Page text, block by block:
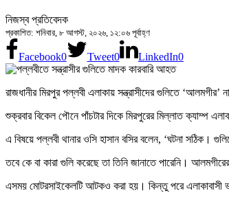
নিজস্ব প্রতিবেদক
প্রকাশিত: শনিবার, ৮ আগস্ট, ২০২৬, ১২:০৬ পূর্বাহ্ণ
Facebook0 Tweet0 LinkedIn0
রাজধানীর মিরপুর পল্লবী এলাকায় সন্ত্রাসীদের গুলিতে
শুক্রবার বিকেল পৌনে পাঁচটার দিকে মিরপুরের মিল্লাত ক্যাম্প
এ বিষয়ে পল্লবী থানার ওসি হাসান বসির বলেন, ‘ঘটনা সঠিক।
তবে কে বা কারা গুলি করেছে তা তিনি জানাতে পারেনি।
এসময় মোটরসাইকেলটি আটকও করা হয়। কিন্তু পরে